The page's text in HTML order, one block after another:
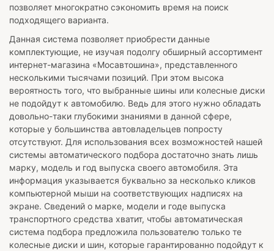
позволяет многократно сэкономить время на поиск
подходящего варианта.
Данная система позволяет приобрести данные
комплектующие, не изучая подолгу обширный ассортимент
интернет-магазина «Мосавтошина», представленного
несколькими тысячами позиций. При этом высока
вероятность того, что выбранные шины или колесные диски
не подойдут к автомобилю. Ведь для этого нужно обладать
довольно-таки глубокими знаниями в данной сфере,
которые у большинства автовладельцев попросту
отсутствуют. Для использования всех возможностей нашей
системы автоматического подбора достаточно знать лишь
марку, модель и год выпуска своего автомобиля. Эта
информация указывается буквально за несколько кликов
компьютерной мыши на соответствующих надписях на
экране. Сведений о марке, модели и годе выпуска
транспортного средства хватит, чтобы автоматическая
система подбора предложила пользователю только те
колесные диски и шин, которые гарантированно подойдут к